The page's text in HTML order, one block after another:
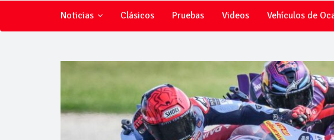
Noticias Clásicos Pruebas Videos Vehículos de